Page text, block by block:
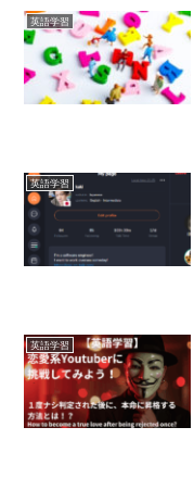
英語学習
英語学習
英語学習